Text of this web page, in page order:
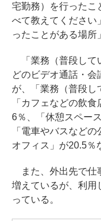
宅勤務）を行ったこ
べて教えてください
ったことがある場所
「業務（普段して
どのビデオ通話・会
が、「業務（普段し
「カフェなどの飲
6％、「休憩スペー
「電車やバスなど
オフィス」が20.5％
また、外出先で仕
増えているが、利用
っている。